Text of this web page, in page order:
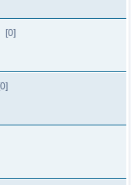
[0]
[0]